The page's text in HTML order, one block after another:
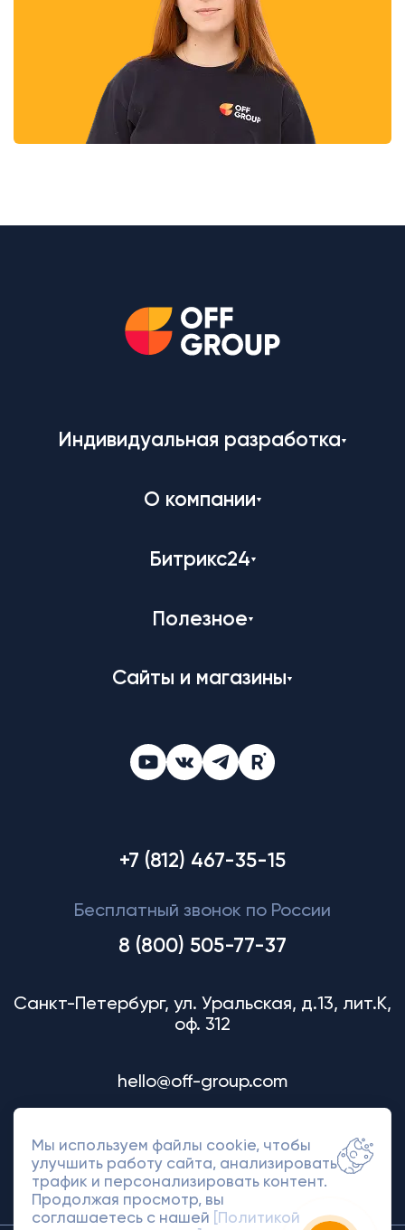
Индивидуальная разработка
О компании
Битрикс24
Полезное
Сайты и магазины
+7 (812) 467-35-15
Бесплатный звонок по России
8 (800) 505-77-37
Санкт-Петербург, ул. Уральская, д.13, лит.К,
оф. 312
hello@off-group.com
Мы используем файлы cookie, чтобы
улучшить работу сайта, анализировать
трафик и персонализировать контент.
Продолжая просмотр, вы
соглашаетесь с нашей
[Политикой